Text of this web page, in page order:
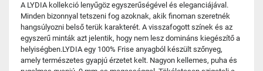
A LYDIA kollekció lenyűgöz egyszerűségével és eleganciájával.
Minden bizonnyal tetszeni fog azoknak, akik finoman szeretnék
hangsúlyozni belső terük karakterét. A visszafogott színek és az
egyszerű minták azt jelentik, hogy nem lesz domináns kiegészítő a
helyiségben.LYDIA egy 100% Frise anyagból készült szőnyeg,
amely természetes gyapjú érzetet kelt. Nagyon kellemes, puha és